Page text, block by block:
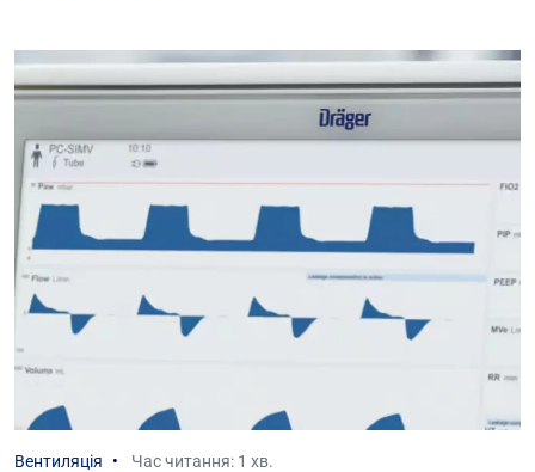
Вентиляція Час читання: 1 хв.